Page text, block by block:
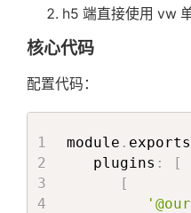
})
});
h5 端直接使用 vw
核心代码
配置代码：
module .
   plugins
:
[
[